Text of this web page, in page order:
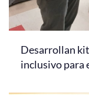
Desarrollan
inclusivo para